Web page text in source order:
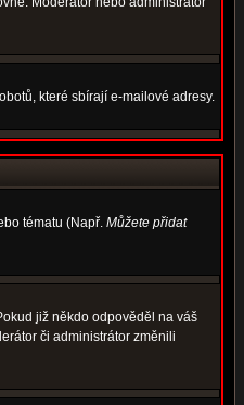
které sbírají e-mailové adresy.
tématu (Např. Můžete přidat
již někdo odpověděl na váš
či administrátor změnili